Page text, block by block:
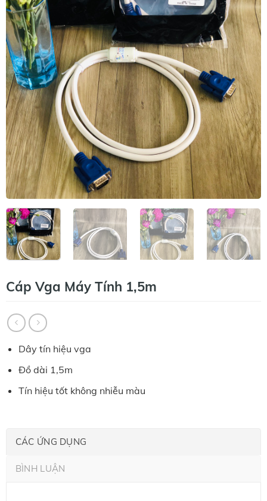
Cáp Vga Máy Tính 1,5m
Dây tín hiệu vga
Đồ dài 1,5m
Tín hiệu tốt không nhiễu màu
CÁC ỨNG DỤNG
BÌNH LUẬN